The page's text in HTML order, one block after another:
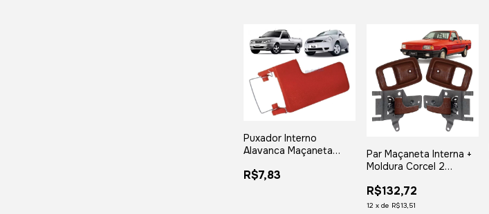
Puxador Interno
Alavanca Maçaneta
R$7,83
Par Maçaneta Interna +
Moldura Corcel 2
R$132,72
12 xde R$13,51